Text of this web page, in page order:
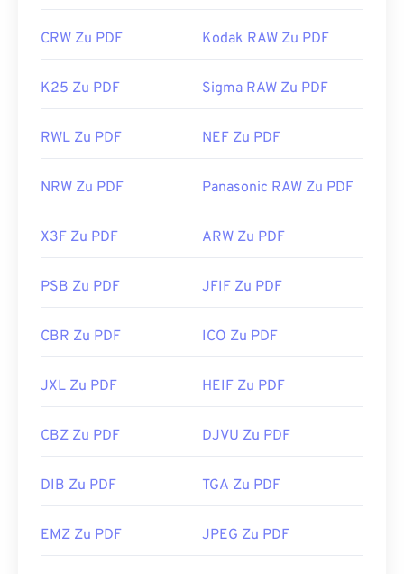
CRW Zu PDF Kodak RAW Zu PDF
K25 Zu PDF Sigma RAW Zu PDF
RWL Zu PDF NEF Zu PDF
NRW Zu PDF Panasonic RAW Zu PDF
X3F Zu PDF ARW Zu PDF
PSB Zu PDF JFIF Zu PDF
CBR Zu PDF ICO Zu PDF
JXL Zu PDF HEIF Zu PDF
CBZ Zu PDF DJVU Zu PDF
DIB Zu PDF TGA Zu PDF
EMZ Zu PDF JPEG Zu PDF